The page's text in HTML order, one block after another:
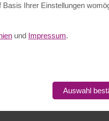
Ihrer Einstellungen
und Impressum.
Auswahl